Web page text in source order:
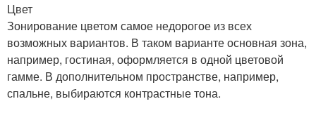
Перегородка в комнату Перегородки в комнату
Цвет
Зонирование цветом самое недорогое из всех
возможных вариантов. В таком варианте основная зона,
например, гостиная, оформляется в одной цветовой
гамме. В дополнительном пространстве, например,
спальне, выбираются контрастные тона.